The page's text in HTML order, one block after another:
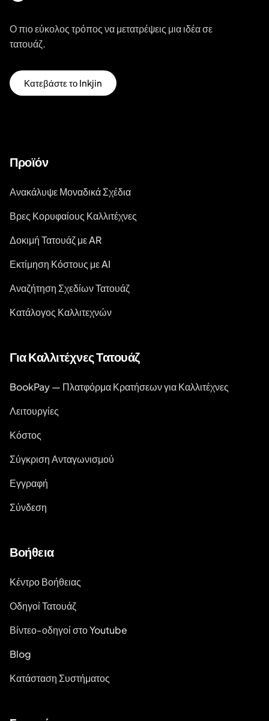
Ο πιο εύκολος τρόπος να μετατρέψεις μια ιδέα σε
τατουάζ.
Κατεβάστε το Inkjin
Προϊόν
Ανακάλυψε Μοναδικά Σχέδια
Βρες Κορυφαίους Καλλιτέχνες
Δοκιμή Τατουάζ με AR
Εκτίμηση Κόστους με AI
Αναζήτηση Σχεδίων Τατουάζ
Κατάλογος Καλλιτεχνών
Για Καλλιτέχνες Τατουάζ
BookPay — Πλατφόρμα Κρατήσεων για Καλλιτέχνες
Λειτουργίες
Κόστος
Σύγκριση Ανταγωνισμού
Εγγραφή
Σύνδεση
Βοήθεια
Κέντρο Βοήθειας
Οδηγοί Τατουάζ
Βίντεο-οδηγοί στο Youtube
Blog
Κατάσταση Συστήματος